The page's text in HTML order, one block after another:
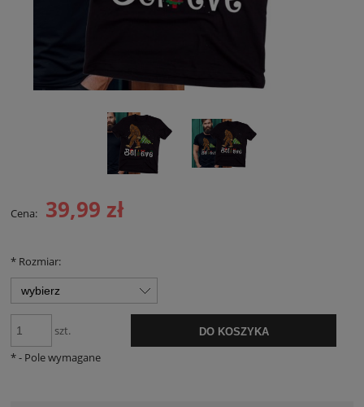
Cena: 39,99 zł
* Rozmiar:
szt. DO KOSZYKA
*- Pole wymagane